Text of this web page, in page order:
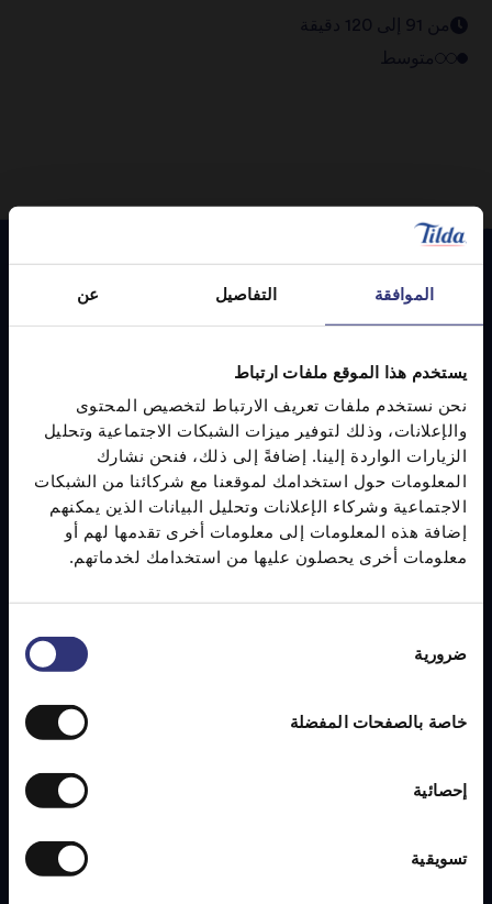
الموافقة التفاصيل عن
يستخدم هذا الموقع ملفات ارتباط
نحن نستخدم ملفات تعريف الارتباط لتخصيص المحتوى
والإعلانات، وذلك لتوفير ميزات الشبكات الاجتماعية وتحليل
الزيارات الواردة إلينا. إضافةً إلى ذلك، فنحن نشارك
المعلومات حول استخدامك لموقعنا مع شركائنا من الشبكات
الاجتماعية وشركاء الإعلانات وتحليل البيانات الذين يمكنهم
إضافة هذه المعلومات إلى معلومات أخرى تقدمها لهم أو
معلومات أخرى يحصلون عليها من استخدامك لخدماتهم.
الموافقة
ضرورية
خاصة بالصفحات المفضلة
إحصائية
تسويقية
من 91 إلى 120 دقيقة
متوسط
الوصفات